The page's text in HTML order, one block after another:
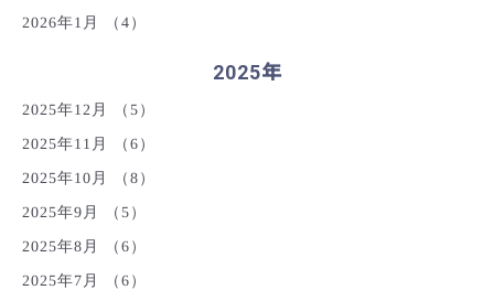
2026年1月 （4）
2025年
2025年12月 （5）
2025年11月 （6）
2025年10月 （8）
2025年9月 （5）
2025年8月 （6）
2025年7月 （6）